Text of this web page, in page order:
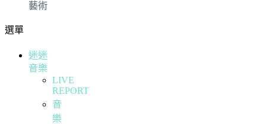
藝術
選單
迷迷
音樂
LIVE
REPORT
音
樂